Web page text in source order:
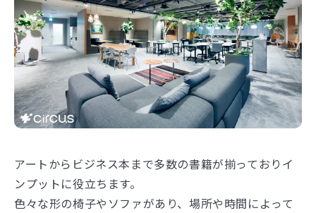
アートからビジネス本まで多数の書籍が揃っておりイ
ンプットに役立ちます。
色々な形の椅子やソファがあり、場所や時間によって